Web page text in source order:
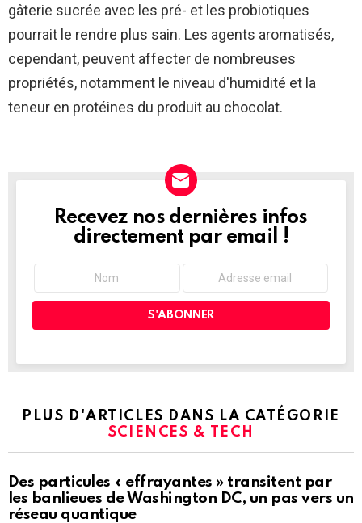
gâterie sucrée avec les pré- et les probiotiques
pourrait le rendre plus sain. Les agents aromatisés,
cependant, peuvent affecter de nombreuses
propriétés, notamment le niveau d'humidité et la
teneur en protéines du produit au chocolat.
NEWSLETTER
Recevez nos dernières infos
directement par email !
PLUS D'ARTICLES DANS LA CATÉGORIE
SCIENCES & TECH
Des particules « effrayantes » transitent par
les banlieues de Washington DC, un pas vers un
réseau quantique